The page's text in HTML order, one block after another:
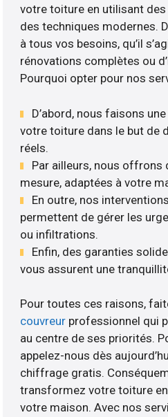
votre toiture en utilisant
des techniques modernes.
à tous vos besoins, qu’il
rénovations complètes ou
Pourquoi opter pour nos
D’abord, nous faisons
votre toiture dans le but de
réels.
Par ailleurs, nous offrons
mesure, adaptées à votre
En outre, nos
permettent de gérer les
ou infiltrations.
Enfin, des garanties
vous assurent une
Pour toutes ces raisons,
couvreur professionnel qui
au centre de ses priorités.
appelez-nous dès
chiffrage gratis.
transformez votre toiture
votre maison. Avec nos